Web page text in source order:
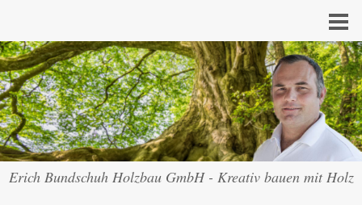
Erich Bundschuh Holzbau GmbH - Kreativ bauen mit Holz